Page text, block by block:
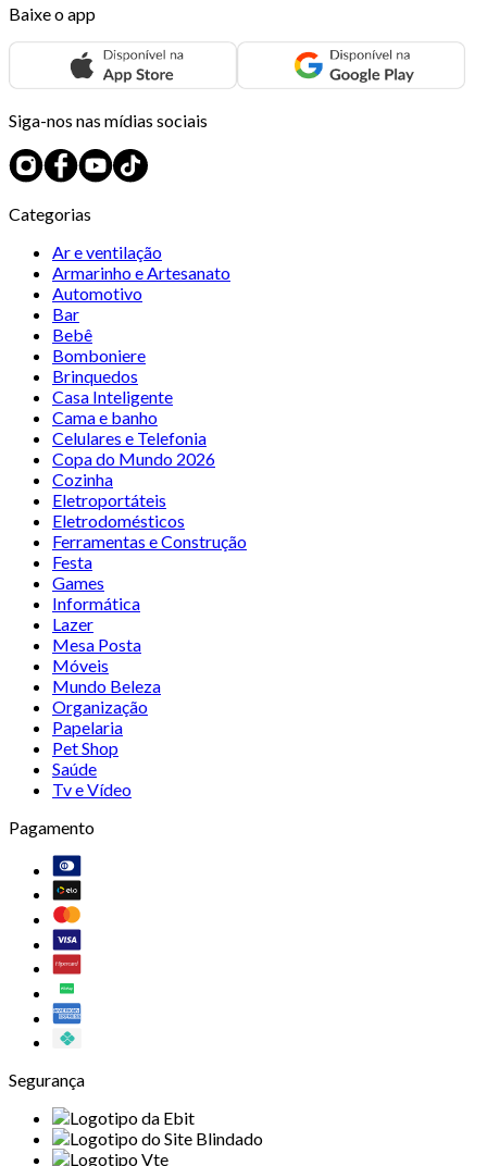
Baixe o app
Siga-nos nas mídias sociais
Categorias
Ar e ventilação
Armarinho e Artesanato
Automotivo
Bar
Bebê
Bomboniere
Brinquedos
Casa Inteligente
Cama e banho
Celulares e Telefonia
Copa do Mundo 2026
Cozinha
Eletroportáteis
Eletrodomésticos
Ferramentas e Construção
Festa
Games
Informática
Lazer
Mesa Posta
Móveis
Mundo Beleza
Organização
Papelaria
Pet Shop
Saúde
Tv e Vídeo
Pagamento
Segurança